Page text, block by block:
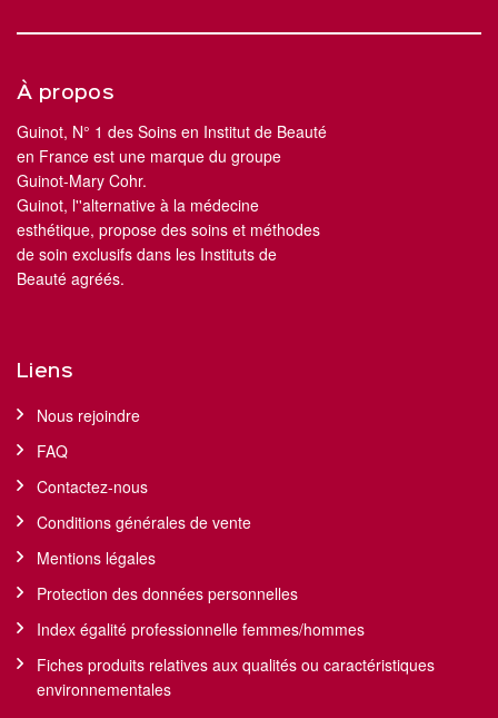
À propos
Guinot, N° 1 des Soins en Institut de Beauté
en France est une marque du groupe
Guinot-Mary Cohr.
Guinot, l''alternative à la médecine
esthétique, propose des soins et méthodes
de soin exclusifs dans les Instituts de
Beauté agréés.
Liens
Nous rejoindre
FAQ
Contactez-nous
Conditions générales de vente
Mentions légales
Protection des données personnelles
Index égalité professionnelle femmes/hommes
Fiches produits relatives aux qualités ou caractéristiques
environnementales